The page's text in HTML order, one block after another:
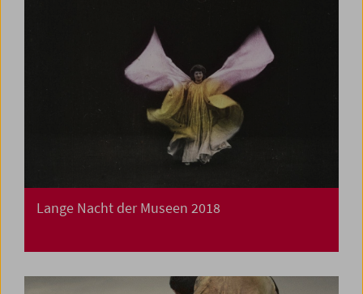
Lange Nacht der Museen 2018